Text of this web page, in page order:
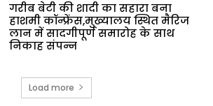
गरीब बेटी की शादी का सहारा बना
हाशमी कॉन्फ्रेंस,मुख्यालय स्थित मैरिज
लान में सादगीपूर्ण समारोह के साथ
निकाह संपन्न
Load more